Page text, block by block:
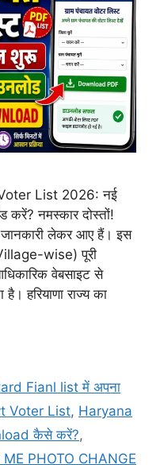
List 2026: नई
करें? नमस्कार दोस्तों!
लेकर आए हैं। इस
wise) पूरी
वेबसाइट से
हरियाणा राज्य का
Fianl list में अपना
Voter List, Haryana
कैसे करें?,
PHOTO CHANGE